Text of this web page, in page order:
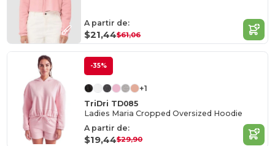
A partir de:
$21,44$61,06
-35%
+1
TriDri TD085
Ladies Maria Cropped Oversized Hoodie
A partir de:
$19,44$29,90